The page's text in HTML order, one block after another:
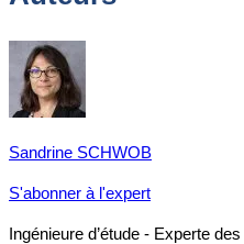
Sandrine SCHWOB
S'abonner à l'expert
Ingénieure d’étude - Experte